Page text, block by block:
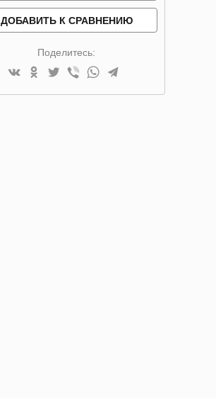
ДОБАВИТЬ К СРАВНЕНИЮ
Поделитесь: